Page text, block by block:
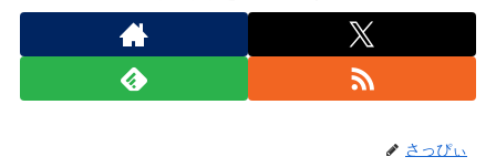
さっぴぃ